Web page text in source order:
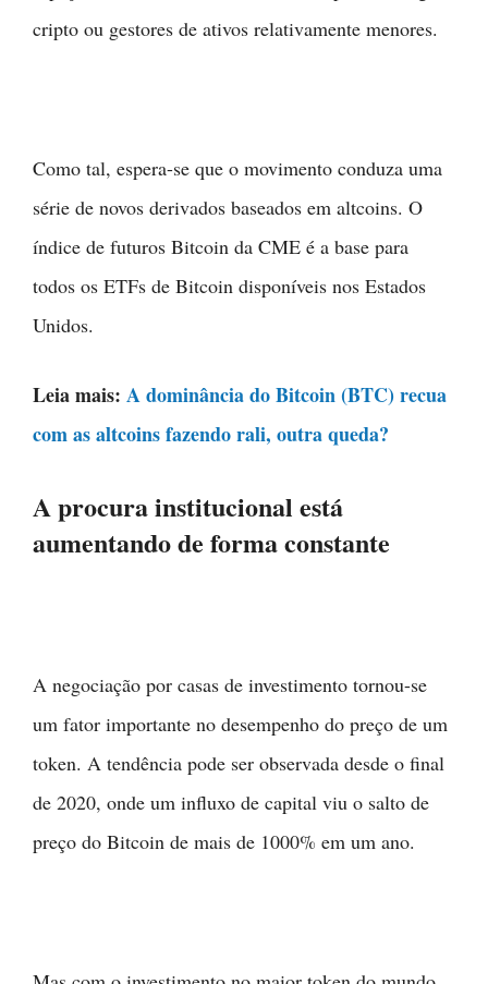
cripto ou gestores de ativos relativamente menores.
Como tal, espera-se que o movimento conduza uma
série de novos derivados baseados em altcoins. O
índice de futuros Bitcoin da CME é a base para
todos os ETFs de Bitcoin disponíveis nos Estados
Unidos.
Leia mais: A dominância do Bitcoin (BTC) recua
com as altcoins fazendo rali, outra queda?
A procura institucional está
aumentando de forma constante
A negociação por casas de investimento tornou-se
um fator importante no desempenho do preço de um
token. A tendência pode ser observada desde o final
de 2020, onde um influxo de capital viu o salto de
preço do Bitcoin de mais de 1000% em um ano.